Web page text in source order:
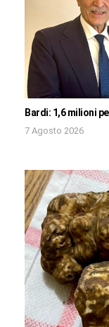
Bardi: 1,6 milioni
7 Agosto 2026